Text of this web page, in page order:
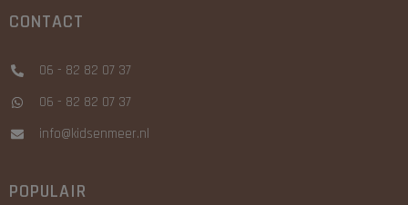
CONTACT
06 - 82 82 07 37
06 - 82 82 07 37
info@kidsenmeer.nl
POPULAIR